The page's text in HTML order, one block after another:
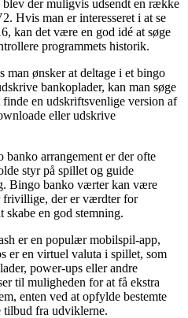
der muligvis udsendt en række
Hvis man er interesseret i at se
kan det være en god idé at søge
programmets historik.
ønsker at deltage i et bingo
bankoplader, kan man søge
en udskriftsvenlige version af
eller udskrive
arrangement er der ofte
styr på spillet og guide
Bingo banko værter kan være
frivillige, der er værdter for
skabe en god stemning.
er en populær mobilspil-app,
er en virtuel valuta i spillet, som
power-ups eller andre
til muligheden for at få ekstra
enten ved at opfylde bestemte
tilbud fra udviklerne.